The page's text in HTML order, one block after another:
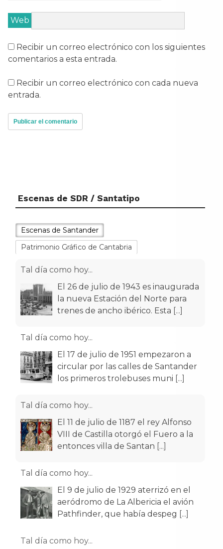
Web
Recibir un correo electrónico con los siguientes
comentarios a esta entrada.
Recibir un correo electrónico con cada nueva
entrada.
Escenas de SDR / Santatipo
Escenas de Santander
Patrimonio Gráfico de Cantabria
Tal día como hoy...
El 26 de julio de 1943 es inaugurada
la nueva Estación del Norte para
trenes de ancho ibérico. Esta [...]
Tal día como hoy...
El 17 de julio de 1951 empezaron a
circular por las calles de Santander
los primeros trolebuses muni [...]
Tal día como hoy...
El 11 de julio de 1187 el rey Alfonso
VIII de Castilla otorgó el Fuero a la
entonces villa de Santan [...]
Tal día como hoy...
El 9 de julio de 1929 aterrizó en el
aeródromo de La Albericia el avión
Pathfinder, que había despeg [...]
Tal día como hoy...